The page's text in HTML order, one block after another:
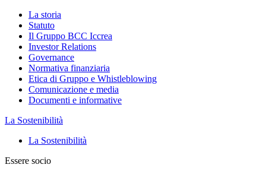
La storia
Statuto
Il Gruppo BCC Iccrea
Investor Relations
Governance
Normativa finanziaria
Etica di Gruppo e Whistleblowing
Comunicazione e media
Documenti e informative
La Sostenibilità
La Sostenibilità
Essere socio